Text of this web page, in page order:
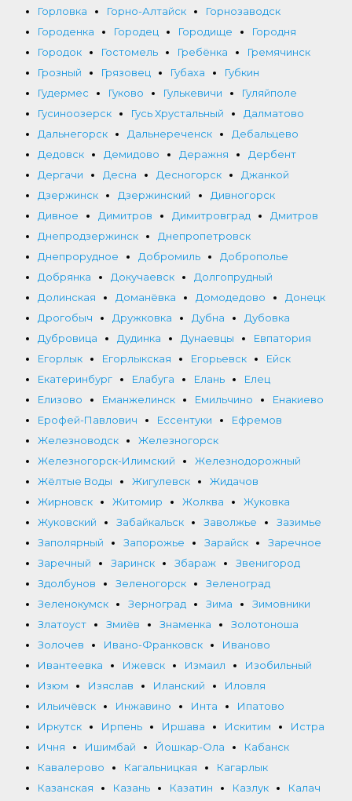
Горловка Горно-Алтайск
Горнозаводск
Городенка
Городец Городище
Городня
Городок
Гостомель Гребёнка
Гремячинск
Грозный
Грязовец Губаха
Губкин
Гудермес
Гуково Гулькевичи
Гуляйполе
Гусиноозерск
Гусь Хрустальный
Далматово
Дальнегорск
Дальнереченск
Дебальцево
Дедовск
Демидово Деражня
Дербент
Дергачи
Десна Десногорск
Джанкой
Дзержинск
Дзержинский
Дивногорск
Дивное
Димитров Димитровград
Дмитров
Днепродзержинск
Днепропетровск
Днепрорудное
Добромиль
Доброполье
Добрянка
Докучаевск
Долгопрудный
Долинская
Доманёвка Домодедово
Донецк
Дрогобыч
Дружковка Дубна
Дубовка
Дубровица
Дудинка Дунаевцы
Евпатория
Егорлык
Егорлыкская Егорьевск
Ейск
Екатеринбург
Елабуга Елань
Елец
Елизово
Еманжелинск Емильчино
Енакиево
Ерофей-Павлович
Ессентуки
Ефремов
Железноводск
Железногорск
Железногорск-Илимский
Железнодорожный
Жёлтые Воды
Жигулевск
Жидачов
Жирновск
Житомир Жолква
Жуковка
Жуковский
Забайкальск Заволжье
Зазимье
Заполярный
Запорожье Зарайск
Заречное
Заречный
Заринск Збараж
Звенигород
Здолбунов
Зеленогорск
Зеленоград
Зеленокумск
Зерноград Зима
Зимовники
Златоуст
Змиёв Знаменка
Золотоноша
Золочев
Ивано-Франковск
Иваново
Ивантеевка
Ижевск Измаил
Изобильный
Изюм
Изяслав Иланский
Иловля
Ильичёвск
Инжавино Инта
Ипатово
Иркутск
Ирпень Иршава Искитим
Истра
Ичня
Ишимбай Йошкар-Ола
Кабанск
Кавалерово
Кагальницкая
Кагарлык
Казанская
Казань Казатин Казлук
Калач